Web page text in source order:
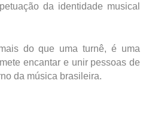
da identidade musical
do que uma turnê, é uma
encantar e unir pessoas de
da música brasileira.